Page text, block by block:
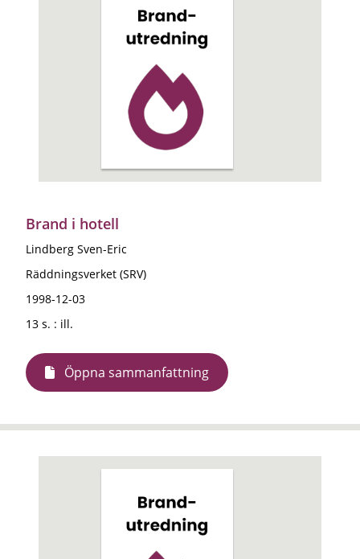
Brand i hotell
Lindberg Sven-Eric
Räddningsverket (SRV)
1998-12-03
13 s. : ill.
Öppna sammanfattning